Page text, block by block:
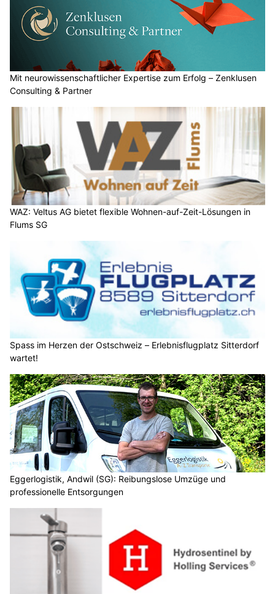
Mit neurowissenschaftlicher Expertise zum Erfolg – Zenklusen
Consulting & Partner
WAZ: Veltus AG bietet flexible Wohnen-auf-Zeit-Lösungen in
Flums SG
Spass im Herzen der Ostschweiz – Erlebnisflugplatz Sitterdorf
wartet!
Eggerlogistik, Andwil (SG): Reibungslose Umzüge und
professionelle Entsorgungen